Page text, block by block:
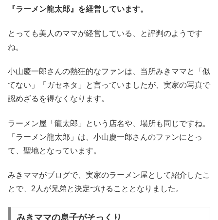
『ラーメン龍太郎』を経営しています。
とっても美人のママが経営している、と評判のようです
ね。
小山慶一郎さんの熱狂的なファンは、当所みきママと「似
てない」「ガセネタ」と言っていましたが、実家の写真で
認めざるを得なくなります。
ラーメン屋「龍太郎」という店名や、場所も同じですね。
「ラーメン龍太郎」は、小山慶一郎さんのファンにとっ
て、聖地となっています。
みきママがブログで、実家のラーメン屋として紹介したこ
とで、2人が兄弟と決定づけることとなりました。
みきママの息子がそっくり